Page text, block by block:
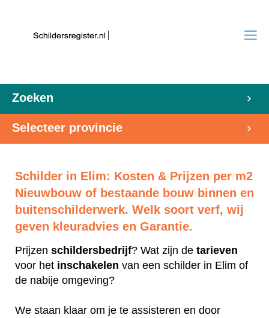
Zoeken
Selecteer provincie
Schilder in Elim: Kosten & Prijzen per m2
Nieuwbouw of bestaande bouw binnen en
buitenschilderwerk. Welk soort verf, wij
geven kleuradvies en Garantie.
Prijzen schildersbedrijf? Wat zijn de tarieven
voor het inschakelen van een schilder in Elim of
de nabije omgeving?
We staan klaar om je te assisteren en door